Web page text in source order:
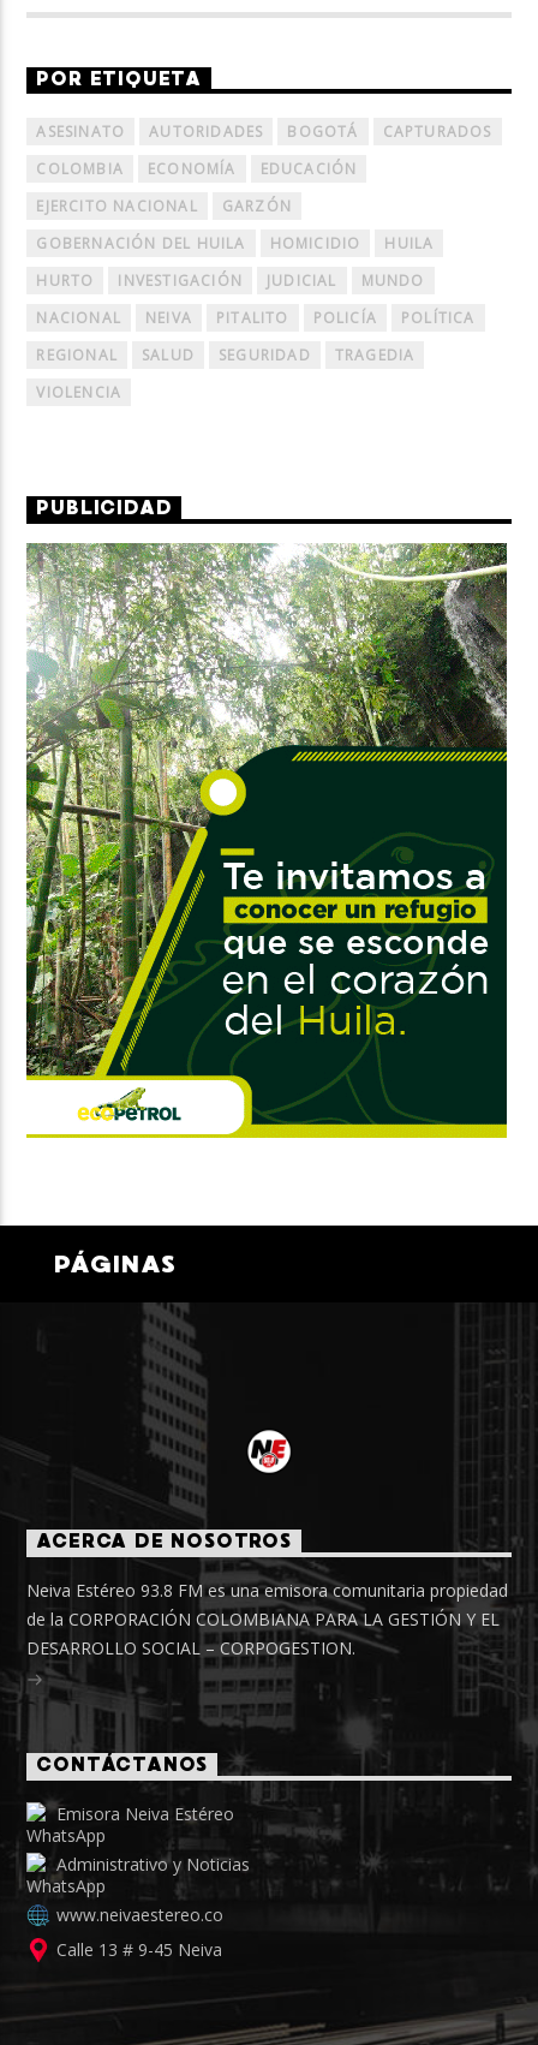
POR ETIQUETA
ASESINATO AUTORIDADES BOGOTÁ
CAPTURADOS
COLOMBIA
ECONOMÍA
EDUCACIÓN
EJERCITO NACIONAL
GARZÓN
GOBERNACIÓN DEL HUILA
HOMICIDIO
HUILA
HURTO
INVESTIGACIÓN JUDICIAL
MUNDO
NACIONAL
NEIVA PITALITO POLICÍA
POLÍTICA
REGIONAL
SALUD SEGURIDAD
TRAGEDIA
VIOLENCIA
PUBLICIDAD
PÁGINAS
ACERCA DE NOSOTROS
Neiva Estéreo 93.8 FM es una emisora comunitaria propiedad
de la CORPORACIÓN COLOMBIANA PARA LA GESTIÓN Y EL
DESARROLLO SOCIAL – CORPOGESTION.
CONTÁCTANOS
Emisora Neiva Estéreo
Administrativo y Noticias
www.neivaestereo.co
Calle 13 # 9-45 Neiva